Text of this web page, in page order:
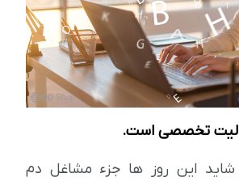
تخصصی است.
شاید این روز ها جزء مشاغل دم